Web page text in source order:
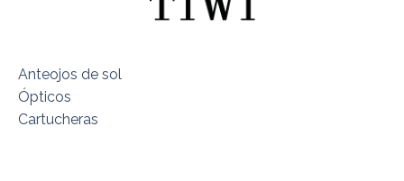
Anteojos de sol
Ópticos
Cartucheras